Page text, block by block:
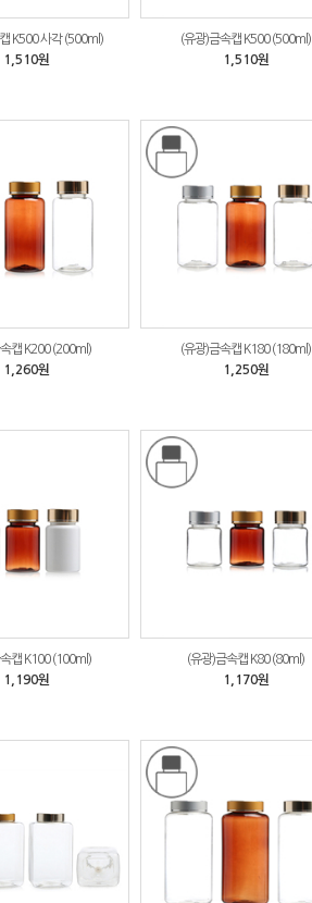
K500 사각 (500ml)
1,510원
(유광)금속캡 K500 (500ml)
1,510원
캡 K200 (200ml)
1,260원
(유광)금속캡 K180 (180ml)
1,250원
캡 K100 (100ml)
1,190원
(유광)금속캡 K80 (80ml)
1,170원